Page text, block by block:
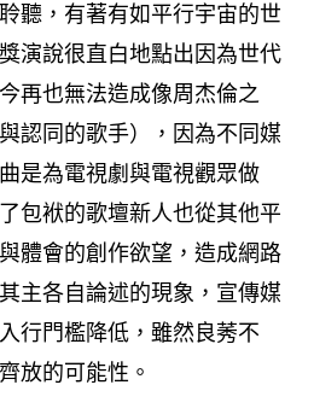
聽，有著有如平行宇宙的世
演說很直白地點出因為世代
再也無法造成像周杰倫之
認同的歌手），因為不同媒
是為電視劇與電視觀眾做
包袱的歌壇新人也從其他平
體會的創作欲望，造成網路
主各自論述的現象，宣傳媒
行門檻降低，雖然良莠不
放的可能性。